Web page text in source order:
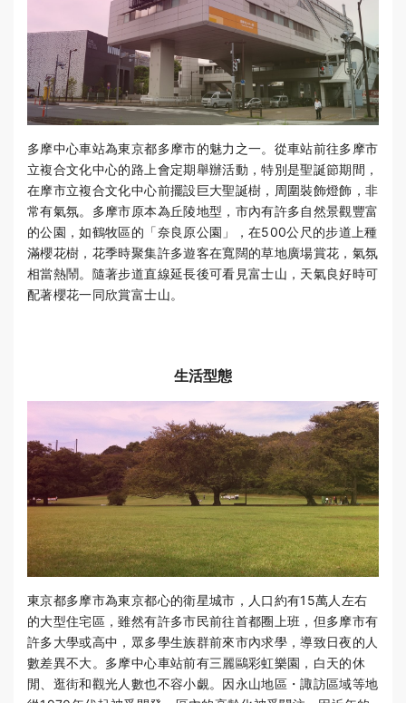
多摩中心車站為東京都多摩市的魅力之一。從車站前往多摩市
立複合文化中心的路上會定期舉辦活動，特別是聖誕節期間，
在摩市立複合文化中心前擺設巨大聖誕樹，周圍裝飾燈飾，非
常有氣氛。多摩市原本為丘陵地型，市內有許多自然景觀豐富
的公園，如鶴牧區的「奈良原公園」，在500公尺的步道上種
滿櫻花樹，花季時聚集許多遊客在寬闊的草地廣場賞花，氣氛
相當熱鬧。隨著步道直線延長後可看見富士山，天氣良好時可
配著櫻花一同欣賞富士山。
生活型態
東京都多摩市為東京都心的衛星城市，人口約有15萬人左右
的大型住宅區，雖然有許多市民前往首都圈上班，但多摩市有
許多大學或高中，眾多學生族群前來市內求學，導致日夜的人
數差異不大。多摩中心車站前有三麗鷗彩虹樂園，白天的休
閒、逛街和觀光人數也不容小覷。因永山地區・諏訪區域等地